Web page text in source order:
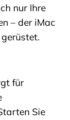
nur Ihre
– der iMac
für
Sie